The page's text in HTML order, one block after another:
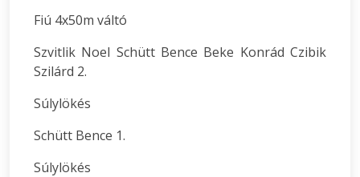
Fiú 4x50m váltó
Szvitlik Noel Schütt Bence Beke Konrád Czibik
Szilárd 2.
Súlylökés
Schütt Bence 1.
Súlylökés